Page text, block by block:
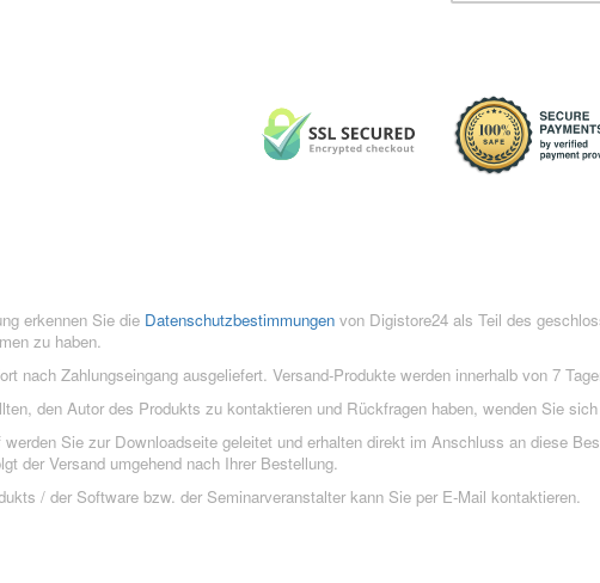
erkennen Sie die Datenschutzbestimmungen von Digistore24 als Teil des
zu haben.
nach Zahlungseingang ausgeliefert. Versand-Produkte werden innerhalb von 7
den Autor des Produkts zu kontaktieren und Rückfragen haben, wenden Sie
Sie zur Downloadseite geleitet und erhalten direkt im Anschluss an diese
der Versand umgehend nach Ihrer Bestellung.
/ der Software bzw. der Seminarveranstalter kann Sie per E-Mail kontaktieren.